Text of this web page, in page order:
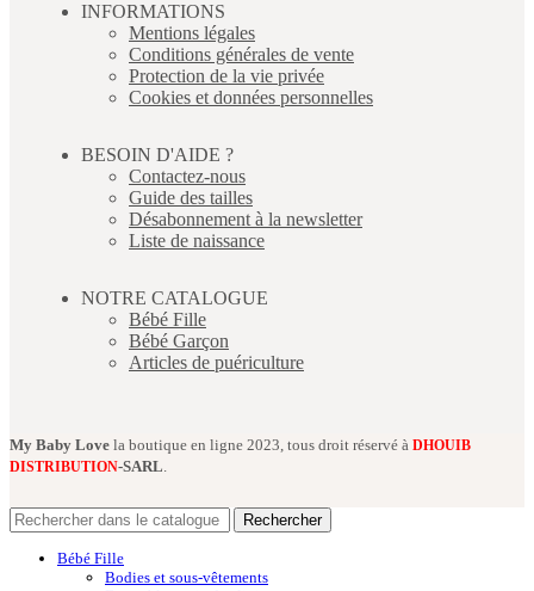
INFORMATIONS
Mentions légales
Conditions générales de vente
Protection de la vie privée
Cookies et données personnelles
BESOIN D'AIDE ?
Contactez-nous
Guide des tailles
Désabonnement à la newsletter
Liste de naissance
NOTRE CATALOGUE
Bébé Fille
Bébé Garçon
Articles de puériculture
My Baby Love la boutique en ligne 2023, tous droit réservé à DHOUIB
DISTRIBUTION-SARL.
Rechercher
Bébé Fille
Bodies et sous-vêtements